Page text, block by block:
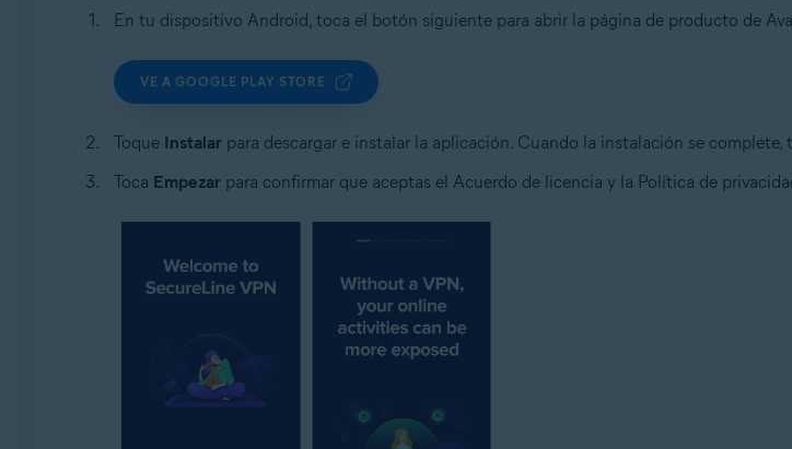
En tu dispositivo Android, toca el botón siguiente para abrir la página de producto de
VE A GOOGLE PLAY STORE
Toque Instalar para descargar e instalar la aplicación. Cuando la instalación se complete,
Toca Empezar para confirmar que aceptas el Acuerdo de licencia y la Política de